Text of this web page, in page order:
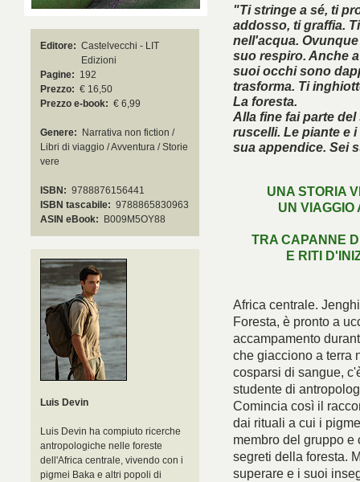
Editore: Castelvecchi - LIT
Edizioni
Pagine: 192
Prezzo: € 16,50
Prezzo e-book: € 6,99
Genere: Narrativa non fiction /
Libri di viaggio / Avventura / Storie
vere
ISBN: 9788876156441
ISBN tascabile: 9788865830963
ASIN eBook: B009M5OY88
Luis Devin
Luis Devin ha compiuto ricerche
antropologiche nelle foreste
dell'Africa centrale, vivendo con i
pigmei Baka e altri popoli di
È
"Ti stringe a sé, ti
addosso, ti graffia.
nell'acqua.
suo respiro. Anche
suoi occhi sono
trasforma. Ti
La foresta.
Alla fine fai parte
ruscelli. Le piante e
sua appendice. Sei
UNA STORIA
UN VIAGGIO
TRA CAPANNE
E RITI
Africa centrale.
Foresta, è pronto a
accampamento
che giacciono a terra
cosparsi di sangue,
studente di
Comincia così il
dai rituali a cui i
membro del gruppo
segreti della foresta.
superare e i suoi